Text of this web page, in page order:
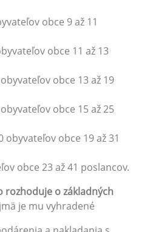
obce 9 až 11
obce 11 až 13
obce 13 až 19
obce 15 až 25
obyvateľov obce 19 až 31
obce 23 až 41 poslancov.
rozhoduje o základných
je mu vyhradené